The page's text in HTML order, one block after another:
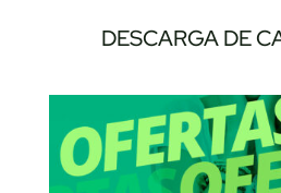
DESCARGA DE